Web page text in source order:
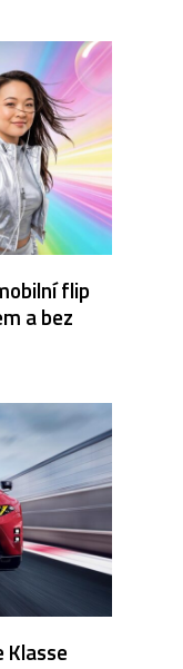
flip
a bez
Klasse